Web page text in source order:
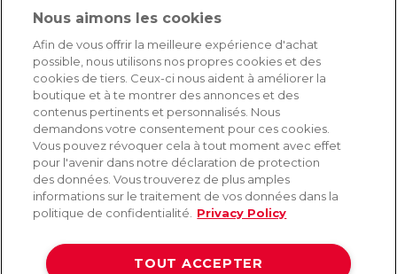
SERVICE
Livraison rapide et gratuite
Retours & remboursements
Paiement sécurisé
AIDE
Contact
Livraison et expédition
Foire aux questions
Nous aimons les cookies
Afin de vous offrir la meilleure expérience d'achat
possible, nous utilisons nos propres cookies et des
cookies de tiers. Ceux-ci nous aident à améliorer la
boutique et à te montrer des annonces et des
contenus pertinents et personnalisés. Nous
demandons votre consentement pour ces cookies.
Vous pouvez révoquer cela à tout moment avec effet
pour l'avenir dans notre déclaration de protection
des données. Vous trouverez de plus amples
informations sur le traitement de vos données dans la
politique de confidentialité.
Privacy Policy
TOUT ACCEPTER